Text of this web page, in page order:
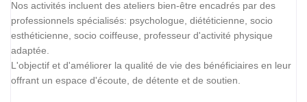
Nos activités incluent des ateliers bien-être encadrés par des
professionnels spécialisés: psychologue, diététicienne, socio
esthéticienne, socio coiffeuse, professeur d'activité physique
adaptée.
L'objectif et d'améliorer la qualité de vie des bénéficiaires en leur
offrant un espace d'écoute, de détente et de soutien.